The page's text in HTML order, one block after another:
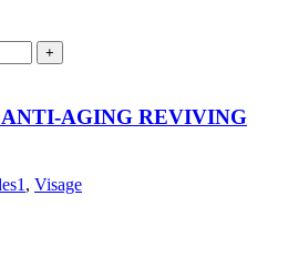
AGING REVIVING
, Visage